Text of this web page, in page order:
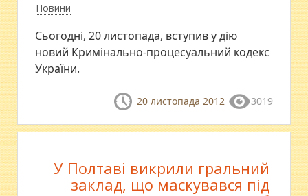
Новини
Сьогодні, 20 листопада, вступив у дію
новий Кримінально-процесуальний кодекс
України.
20 листопада 2012 3019
У Полтаві викрили гральний
заклад, що маскувався під